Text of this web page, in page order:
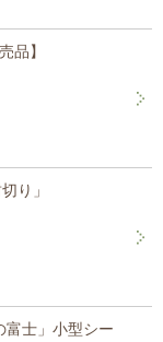
品】
り」
富士」小型シー